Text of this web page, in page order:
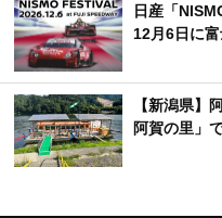
日産「
12月6日に
【新潟県】
阿賀の里」